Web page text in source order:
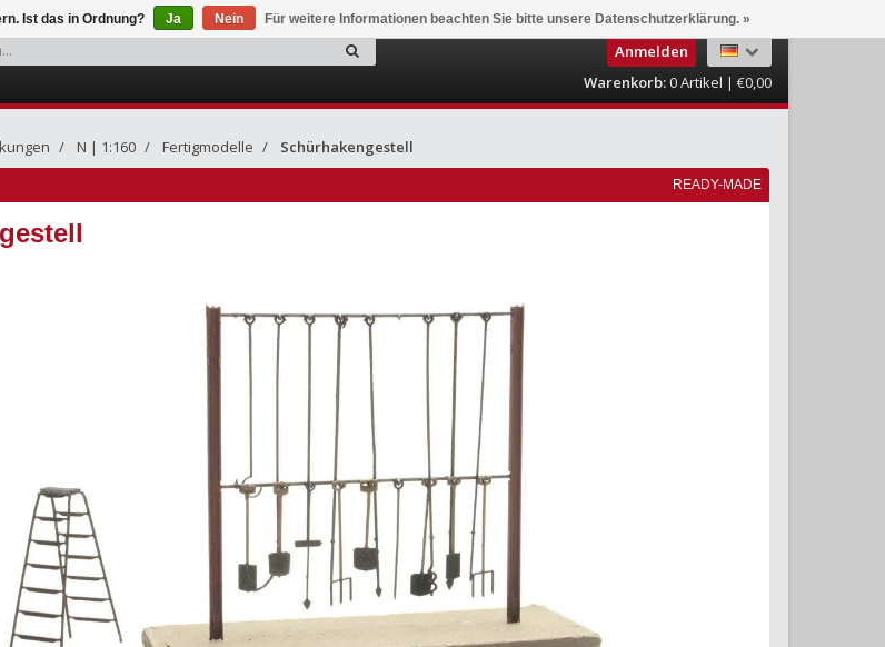
Anmelden
Warenkorb:0Artikel | €0,00
N | 1:160 Fertigmodelle Schürhakengestell
READY-MADE
Ist das in Ordnung? Ja Nein Für weitere Informationen beachten Sie bitte unsere Datenschutzerklärung. »